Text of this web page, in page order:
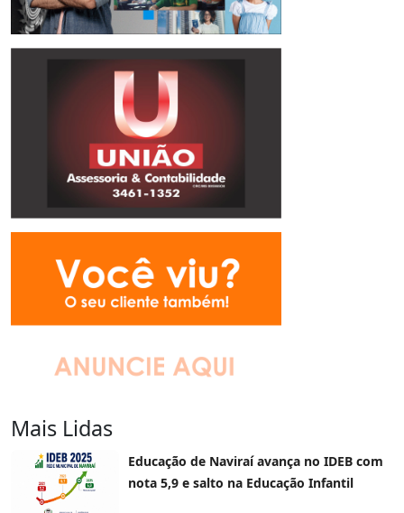
Mais Lidas
Educação de Naviraí avança no IDEB com
nota 5,9 e salto na Educação Infantil